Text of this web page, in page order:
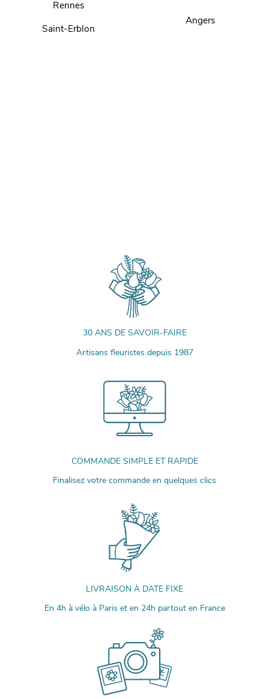
Rennes
Saint-Erblon
Angers
30 ANS DE SAVOIR-FAIRE
Artisans fleuristes depuis 1987
COMMANDE SIMPLE ET RAPIDE
Finalisez votre commande en quelques clics
LIVRAISON À DATE FIXE
En 4h à vélo à Paris et en 24h partout en France